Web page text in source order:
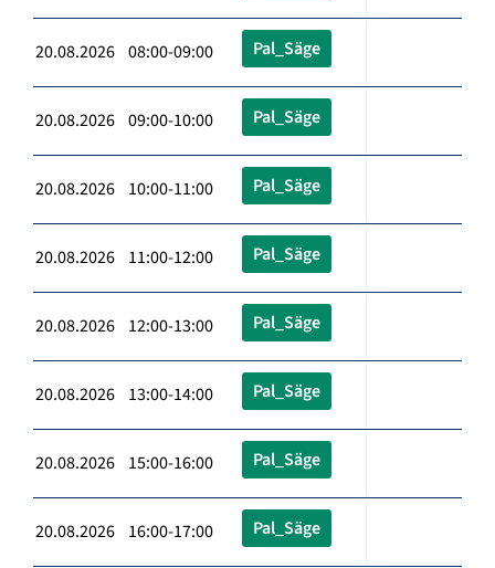
20.08.2026 08:00-09:00 Pal_Säge
20.08.2026 09:00-10:00 Pal_Säge
20.08.2026 10:00-11:00 Pal_Säge
20.08.2026 11:00-12:00 Pal_Säge
20.08.2026 12:00-13:00 Pal_Säge
20.08.2026 13:00-14:00 Pal_Säge
20.08.2026 15:00-16:00 Pal_Säge
20.08.2026 16:00-17:00 Pal_Säge